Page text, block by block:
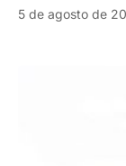
5 de agosto de